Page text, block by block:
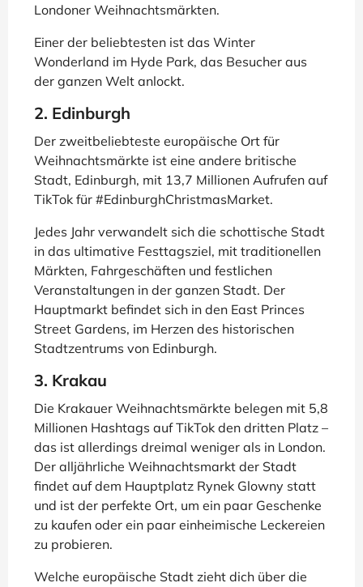
Londoner Weihnachtsmärkten.
Einer der beliebtesten ist das Winter
Wonderland im Hyde Park, das Besucher aus
der ganzen Welt anlockt.
2. Edinburgh
Der zweitbeliebteste europäische Ort für
Weihnachtsmärkte ist eine andere britische
Stadt, Edinburgh, mit 13,7 Millionen Aufrufen auf
TikTok für #EdinburghChristmasMarket.
Jedes Jahr verwandelt sich die schottische Stadt
in das ultimative Festtagsziel, mit traditionellen
Märkten, Fahrgeschäften und festlichen
Veranstaltungen in der ganzen Stadt. Der
Hauptmarkt befindet sich in den East Princes
Street Gardens, im Herzen des historischen
Stadtzentrums von Edinburgh.
3. Krakau
Die Krakauer Weihnachtsmärkte belegen mit 5,8
Millionen Hashtags auf TikTok den dritten Platz –
das ist allerdings dreimal weniger als in London.
Der alljährliche Weihnachtsmarkt der Stadt
findet auf dem Hauptplatz Rynek Glowny statt
und ist der perfekte Ort, um ein paar Geschenke
zu kaufen oder ein paar einheimische Leckereien
zu probieren.
Welche europäische Stadt zieht dich über die